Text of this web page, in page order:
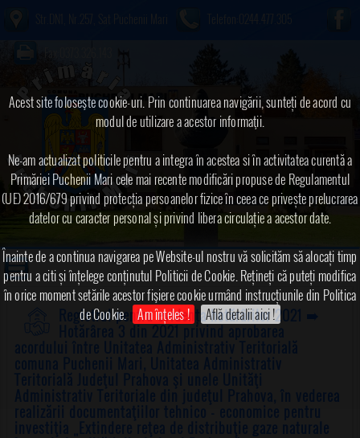
Acest site foloseşte cookie-uri. Prin continuarea navigării, sunteți de acord cu
modul de utilizare a acestor informaţii.
Ne-am actualizat politicile pentru a integra în acestea si în activitatea curentă a
Primăriei Puchenii Mari cele mai recente modificări propuse de Regulamentul
(UE) 2016/679 privind protecția persoanelor fizice în ceea ce privește prelucrarea
datelor cu caracter personal și privind libera circulație a acestor date.
Înainte de a continua navigarea pe Website-ul nostru vă solicităm să alocați timp
pentru a citi și înțelege conținutul Politicii de Cookie. Rețineți că puteți modifica
în orice moment setările acestor fişiere cookie urmând instrucțiunile din Politica
de Cookie. Am înțeles ! Află detalii aici !
Telefon:0244.477.305
Registrul pentru evidența hotărârilor 2021 ➠
Hotărârea 3 din 2021 privind aprobarea
acordului între Unitatea Administrativ Teritorială
comuna Puchenii Mari, Unitatea Administrativ
Teritorială Judeţul Prahova şi unele Unităţi
Administrativ Teritoriale din judeţul Prahova, în vederea
realizării documentaţiilor tehnico - economice pentru
investiţia „Extindere reţea de distribuţie gaze naturale